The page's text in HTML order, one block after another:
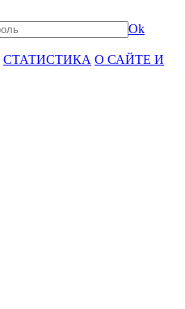
Ok
СТАТИСТИКА О САЙТЕ И